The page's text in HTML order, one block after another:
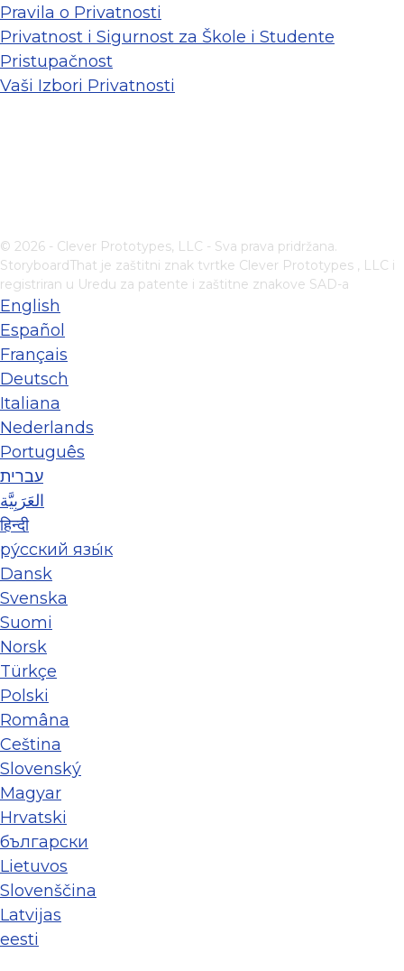
Pravila o Privatnosti
Privatnost i Sigurnost za Škole i Studente
Pristupačnost
Vaši Izbori Privatnosti
© 2026 - Clever Prototypes, LLC - Sva prava pridržana.
StoryboardThat je zaštitni znak tvrtke Clever Prototypes , LLC i
registriran u Uredu za patente i zaštitne znakove SAD-a
English
Español
Français
Deutsch
Italiana
Nederlands
Português
עברית
العَرَبِيَّة
हिन्दी
ру́сский язы́к
Dansk
Svenska
Suomi
Norsk
Türkçe
Polski
Româna
Ceština
Slovenský
Magyar
Hrvatski
български
Lietuvos
Slovenščina
Latvijas
eesti